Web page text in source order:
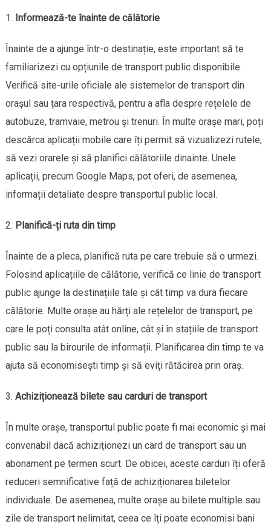
Informează-te înainte de călătorie
Înainte de a ajunge într-o destinație, este important să te
familiarizezi cu opțiunile de transport public disponibile.
Verifică site-urile oficiale ale sistemelor de transport din
orașul sau țara respectivă, pentru a afla despre rețelele de
autobuze, tramvaie, metrou și trenuri. În multe orașe mari, poți
descărca aplicații mobile care îți permit să vizualizezi rutele,
să vezi orarele și să planifici călătoriile dinainte. Unele
aplicații, precum Google Maps, pot oferi, de asemenea,
informații detaliate despre transportul public local.
Planifică-ți ruta din timp
Înainte de a pleca, planifică ruta pe care trebuie să o urmezi.
Folosind aplicațiile de călătorie, verifică ce linie de transport
public ajunge la destinațiile tale și cât timp va dura fiecare
călătorie. Multe orașe au hărți ale rețelelor de transport, pe
care le poți consulta atât online, cât și în stațiile de transport
public sau la birourile de informații. Planificarea din timp te va
ajuta să economisești timp și să eviți rătăcirea prin oraș.
Achiziționează bilete sau carduri de transport
În multe orașe, transportul public poate fi mai economic și mai
convenabil dacă achiziționezi un card de transport sau un
abonament pe termen scurt. De obicei, aceste carduri îți oferă
reduceri semnificative față de achiziționarea biletelor
individuale. De asemenea, multe orașe au bilete multiple sau
zile de transport nelimitat, ceea ce îți poate economisi bani